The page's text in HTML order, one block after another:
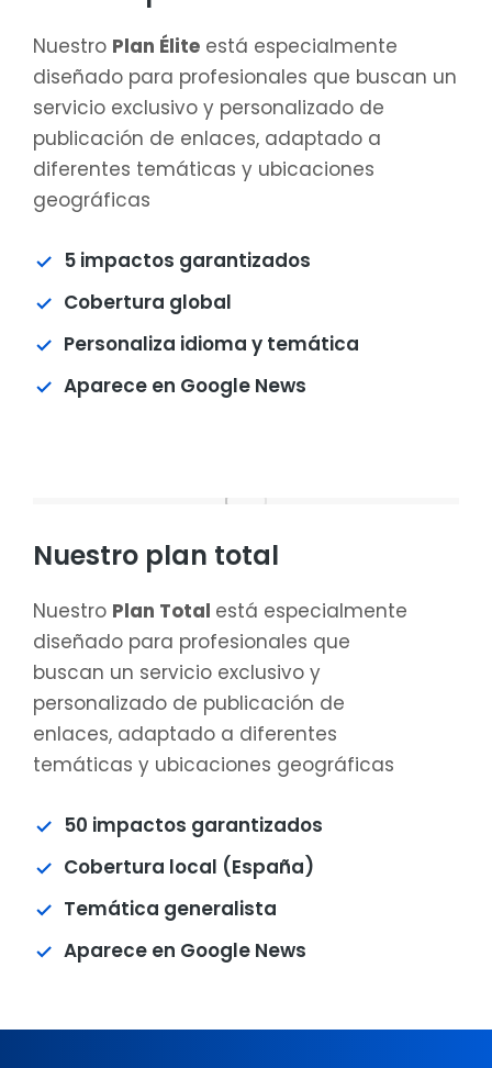
Nuestro Plan Élite está especialmente
diseñado para profesionales que buscan un
servicio exclusivo y personalizado de
publicación de enlaces, adaptado a
diferentes temáticas y ubicaciones
geográficas
5 impactos garantizados
Cobertura global
Personaliza idioma y temática
Aparece en Google News
Nuestro plan total
Nuestro Plan Total está especialmente
diseñado para profesionales que
buscan un servicio exclusivo y
personalizado de publicación de
enlaces, adaptado a diferentes
temáticas y ubicaciones geográficas
50 impactos garantizados
Cobertura local (España)
Temática generalista
Aparece en Google News